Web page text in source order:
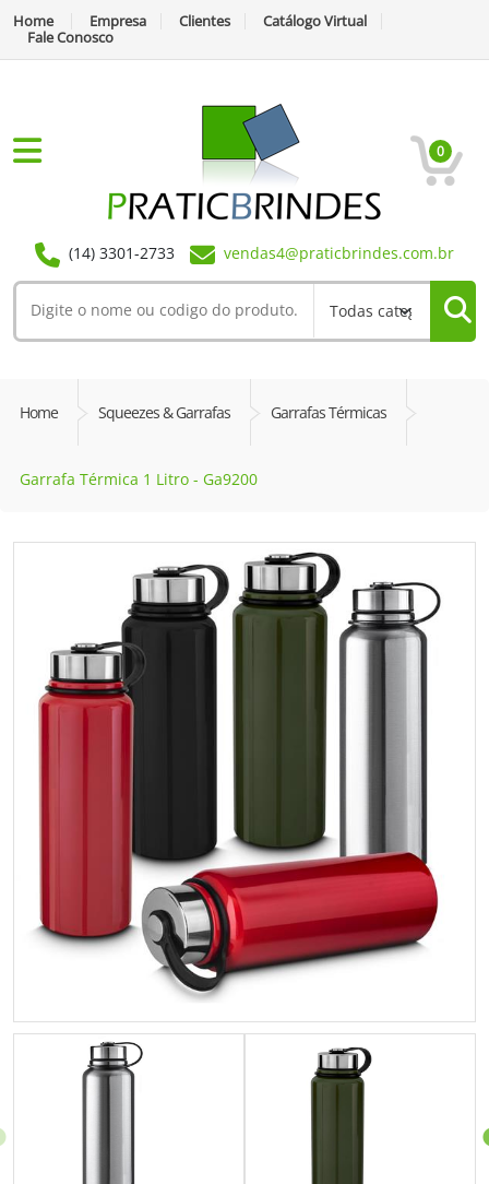
Home Empresa Clientes
Catálogo Virtual
Fale Conosco
0
(14) 3301-2733 vendas4@praticbrindes.com.br
Home Squeezes & Garrafas Garrafas Térmicas
Garrafa Térmica 1 Litro - Ga9200